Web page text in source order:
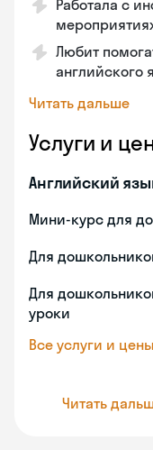
Работала с
Любит
английского
Читать дальше
Услуги и
Английский
Мини-курс для
Для
Для
уроки
Все услуги и
Читать